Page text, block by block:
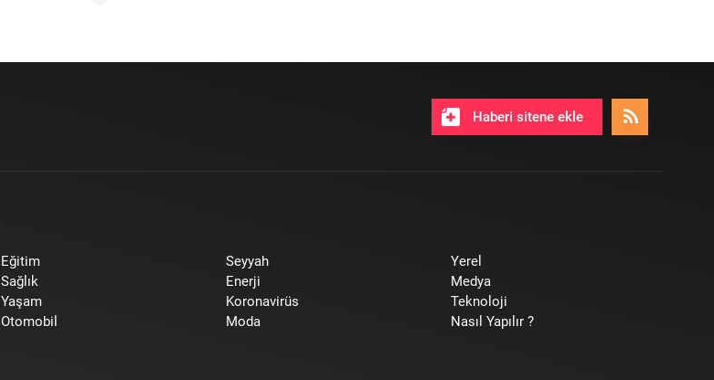
Haberi sitene ekle
Eğitim
Sağlık
Yaşam
Otomobil
Seyyah
Enerji
Koronavirüs
Moda
Yerel
Medya
Teknoloji
Nasıl Yapılır ?